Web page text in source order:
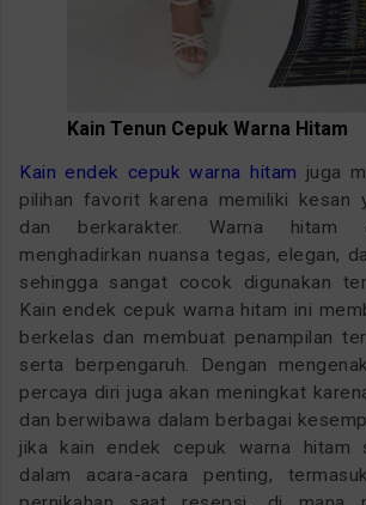
Kain Tenun Cepuk Warna Hitam
Kain endek cepuk warna hitam juga
pilihan favorit karena memiliki kesan
dan berkarakter. Warna hitam
menghadirkan nuansa tegas, elegan,
sehingga sangat cocok digunakan
Kain endek cepuk warna hitam ini
berkelas dan membuat penampilan
serta berpengaruh. Dengan
percaya diri juga akan meningkat
dan berwibawa dalam berbagai
jika kain endek cepuk warna hitam
dalam acara-acara penting,